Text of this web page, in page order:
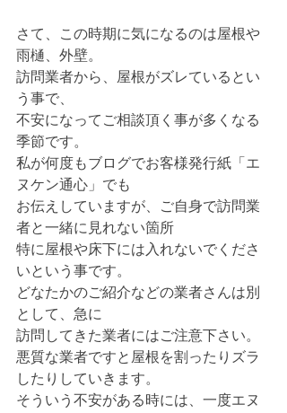
さて、この時期に気になるのは屋根や
雨樋、外壁。
訪問業者から、屋根がズレているとい
う事で、
不安になってご相談頂く事が多くなる
季節です。
私が何度もブログでお客様発行紙「エ
ヌケン通心」でも
お伝えしていますが、ご自身で訪問業
者と一緒に見れない箇所
特に屋根や床下には入れないでくださ
いという事です。
どなたかのご紹介などの業者さんは別
として、急に
訪問してきた業者にはご注意下さい。
悪質な業者ですと屋根を割ったりズラ
したりしていきます。
そういう不安がある時には、一度エヌ